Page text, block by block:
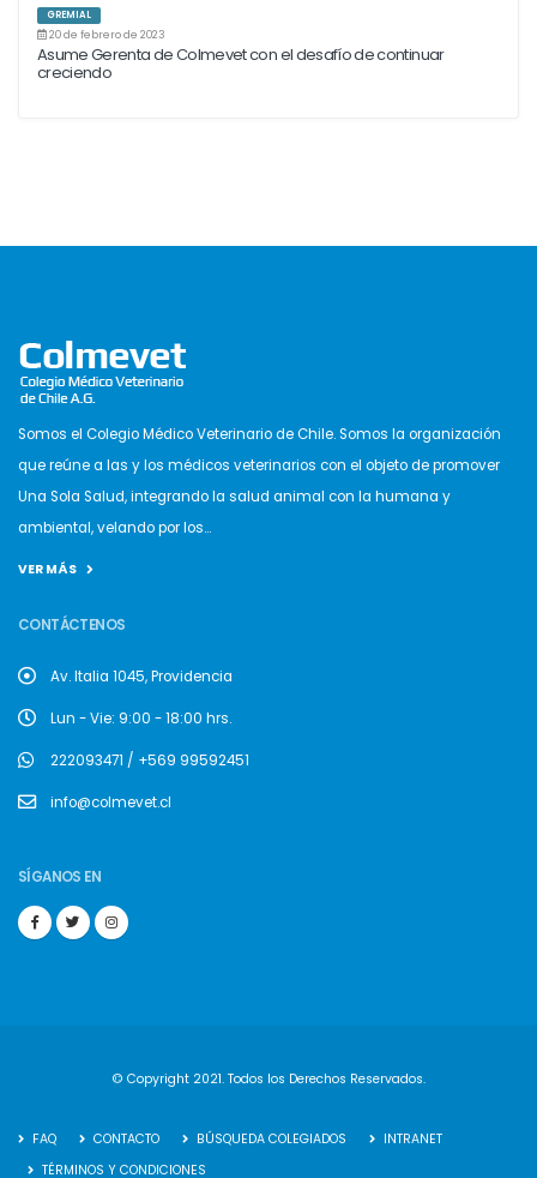
GREMIAL
20 de febrero de 2023
Asume Gerenta de Colmevet con el desafío de continuar
creciendo
Somos el Colegio Médico Veterinario de Chile. Somos la organización
que reúne a las y los médicos veterinarios con el objeto de promover
Una Sola Salud, integrando la salud animal con la humana y
ambiental, velando por los...
VER MÁS
CONTÁCTENOS
Av. Italia 1045, Providencia
Lun - Vie: 9:00 - 18:00 hrs.
222093471 / +569 99592451
info@colmevet.cl
SÍGANOS EN
© Copyright 2021. Todos los Derechos Reservados.
FAQ CONTACTO BÚSQUEDA COLEGIADOS
INTRANET
TÉRMINOS Y CONDICIONES